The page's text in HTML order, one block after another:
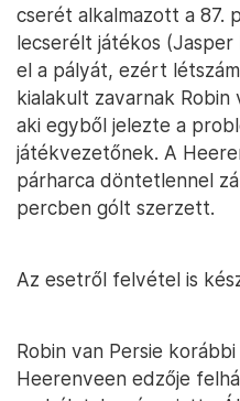
cserét alkalmazott a 87.
lecserélt játékos
el a pályát, ezért
kialakult zavarnak
aki egyből jelezte a
játékvezetőnek. A
párharca döntetlennel
percben gólt szerzett.
Az esetről felvétel is
Robin van Persie
Heerenveen edzője